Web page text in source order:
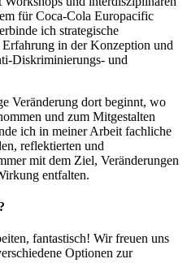
für Coca-Cola Europacific
ich strategische
in der Konzeption und
Diskriminierungs- und
Veränderung dort beginnt, wo
und zum Mitgestalten
ich in meiner Arbeit fachliche
reflektierten und
mit dem Ziel, Veränderungen
entfalten.
fantastisch! Wir freuen uns
Optionen zur